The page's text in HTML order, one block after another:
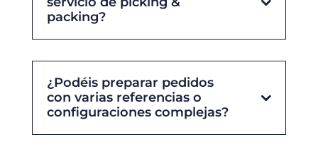
packing?
¿Podéis preparar pedidos
con varias referencias o
configuraciones complejas?